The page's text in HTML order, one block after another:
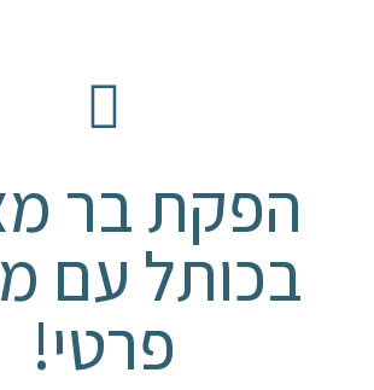
הפקת בר
בכותל עם
פרטי!